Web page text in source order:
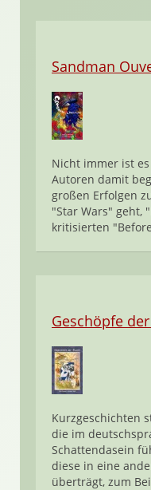
Sandman
Nicht immer ist
Autoren damit
großen Erfolgen
"Star Wars" geht,
kritisierten
Geschöpfe
Kurzgeschichten
die im
Schattendasein
diese in eine
überträgt, zum